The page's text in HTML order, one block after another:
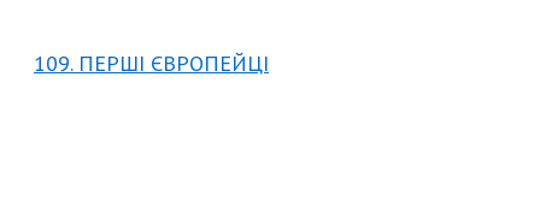
109. ПЕРШІ ЄВРОПЕЙЦІ